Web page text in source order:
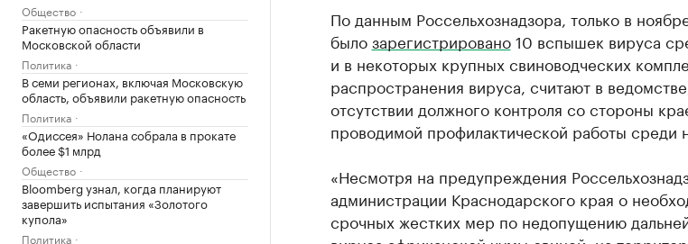
Общество
Ракетную опасность объявили в
Московской области
Политика
В семи регионах, включая Московскую
область, объявили ракетную опасность
Политика
«Одиссея» Нолана собрала в прокате
более $1 млрд
Общество
Bloomberg узнал, когда планируют
завершить испытания «Золотого
купола»
Политика
По данным Россельхознадзора, только в
былозарегистрировано10 вспышек вируса
и в некоторых крупных свиноводческих
распространения вируса, считают в
отсутствии должного контроля со стороны
проводимой профилактической работы среди
«Несмотря на предупреждения
администрации Краснодарского края о
срочных жестких мер по недопущению